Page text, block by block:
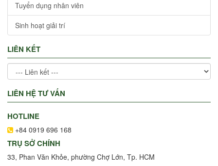
Tuyển dụng nhân viên
Sinh hoạt giải trí
LIÊN KẾT
LIÊN HỆ TƯ VẤN
HOTLINE
+84 0919 696 168
TRỤ SỞ CHÍNH
33, Phan Văn Khỏe, phường Chợ Lớn, Tp. HCM